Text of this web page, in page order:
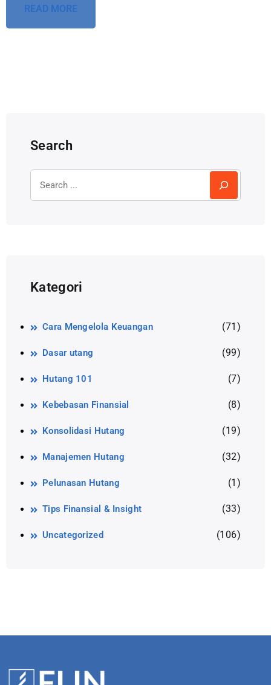
READ MORE
Search
Kategori
Cara Mengelola Keuangan (71)
Dasar utang (99)
Hutang 101 (7)
Kebebasan Finansial (8)
Konsolidasi Hutang (19)
Manajemen Hutang (32)
Pelunasan Hutang (1)
Tips Finansial & Insight (33)
Uncategorized (106)